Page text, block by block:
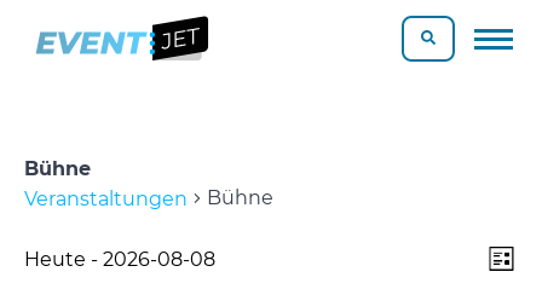
Bühne
Veranstaltungen
Bühne
Veranstaltungen Liste
Heute - 2026-08-08